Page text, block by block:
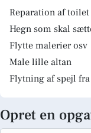
Reparation af toilet
Hegn som skal
Flytte malerier osv
Male lille altan
Flytning af spejl
Opret en